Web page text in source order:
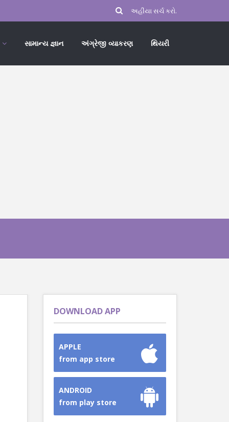
સામાન્ય જ્ઞાન અંગ્રેજી વ્યાકરણ થિયરી
DOWNLOAD APP
APPLE
from app store
ANDROID
from play store